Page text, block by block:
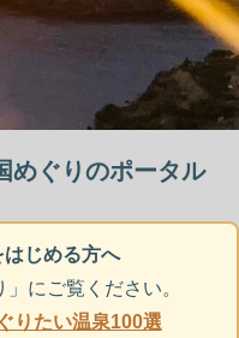
めぐりのポータル
じめる方へ
にご覧ください。
りたい温泉100選